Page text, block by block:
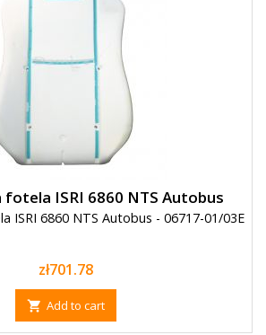
fotela ISRI 6860 NTS Autobus
ISRI 6860 NTS Autobus - 06717-01/03E
Price
zł701.78
 Add to cart